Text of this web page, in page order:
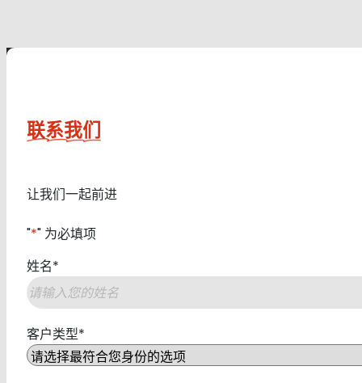
联系我们
让我们一起前进
"*" 为必填项
姓名*
一
页
客户类型*